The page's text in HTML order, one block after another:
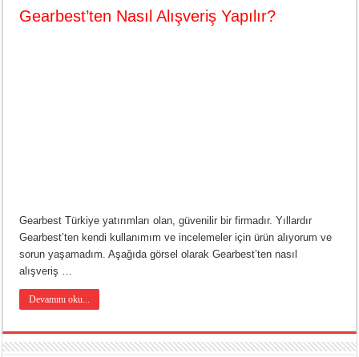
Gearbest’ten Nasıl Alışveriş Yapılır?
Gearbest Türkiye yatırımları olan, güvenilir bir firmadır. Yıllardır
Gearbest’ten kendi kullanımım ve incelemeler için ürün alıyorum ve
sorun yaşamadım. Aşağıda görsel olarak Gearbest’ten nasıl
alışveriş …
Devamını oku...